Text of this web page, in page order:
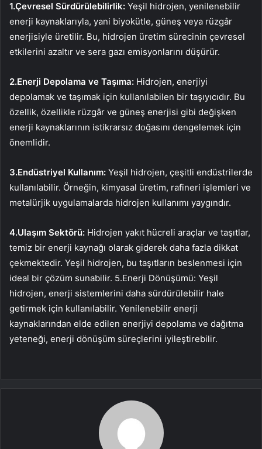
1.Çevresel Sürdürülebilirlik: Yeşil hidrojen, yenilenebilir
enerji kaynaklarıyla, yani biyokütle, güneş veya rüzgâr
enerjisiyle üretilir. Bu, hidrojen üretim sürecinin çevresel
etkilerini azaltır ve sera gazı emisyonlarını düşürür.
2.Enerji Depolama ve Taşıma: Hidrojen, enerjiyi
depolamak ve taşımak için kullanılabilen bir taşıyıcıdır. Bu
özellik, özellikle rüzgâr ve güneş enerjisi gibi değişken
enerji kaynaklarının istikrarsız doğasını dengelemek için
önemlidir.
3.Endüstriyel Kullanım: Yeşil hidrojen, çeşitli endüstrilerde
kullanılabilir. Örneğin, kimyasal üretim, rafineri işlemleri ve
metalürjik uygulamalarda hidrojen kullanımı yaygındır.
4.Ulaşım Sektörü: Hidrojen yakıt hücreli araçlar ve taşıtlar,
temiz bir enerji kaynağı olarak giderek daha fazla dikkat
çekmektedir. Yeşil hidrojen, bu taşıtların beslenmesi için
ideal bir çözüm sunabilir. 5.Enerji Dönüşümü: Yeşil
hidrojen, enerji sistemlerini daha sürdürülebilir hale
getirmek için kullanılabilir. Yenilenebilir enerji
kaynaklarından elde edilen enerjiyi depolama ve dağıtma
yeteneği, enerji dönüşüm süreçlerini iyileştirebilir.